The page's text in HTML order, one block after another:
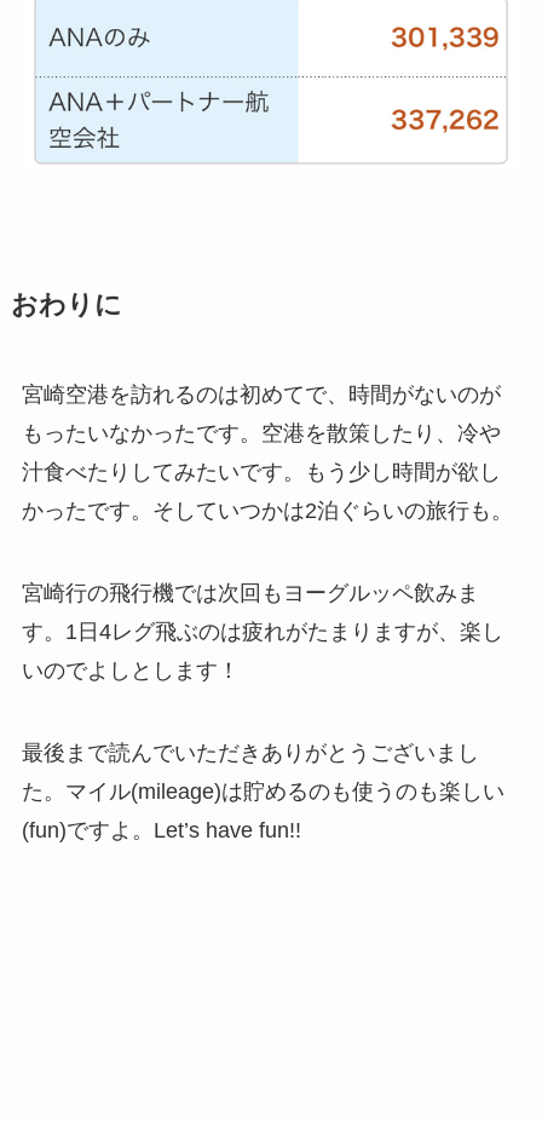
おわりに
宮崎空港を訪れるのは初めてで、時間がないのが
もったいなかったです。空港を散策したり、冷や
汁食べたりしてみたいです。もう少し時間が欲し
かったです。そしていつかは2泊ぐらいの旅行も。
宮崎行の飛行機では次回もヨーグルッペ飲みま
す。1日4レグ飛ぶのは疲れがたまりますが、楽し
いのでよしとします！
最後まで読んでいただきありがとうございまし
た。マイル(mileage)は貯めるのも使うのも楽しい
(fun)ですよ。Let’s have fun!!